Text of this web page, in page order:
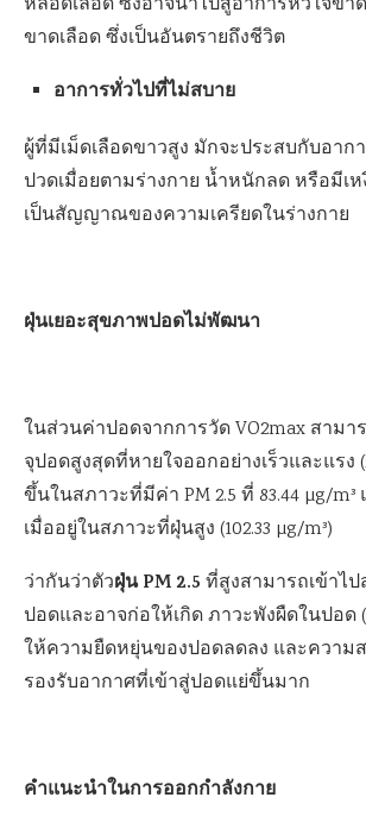
ขาดเลือด ซึ่งเป็นอันตรายถึงชีวิต
อาการทั่วไปที่ไม่สบาย
ผู้ที่มีเม็ดเลือดขาวสูง มักจะประสบกับอาก
ปวดเมื่อยตามร่างกาย น้ำหนักลด หรือมีเ
เป็นสัญญาณของความเครียดในร่างกาย
ฝุ่นเยอะสุขภาพปอดไม่พัฒนา
ในส่วนค่าปอดจากการวัด VO2max สามา
จุปอดสูงสุดที่หายใจออกอย่างเร็วและแรง
ขึ้นในสภาวะที่มีค่า PM 2.5 ที่ 83.44 µg/
เมื่ออยู่ในสภาวะที่ฝุ่นสูง (102.33 µg/m³)
ว่ากันว่าตัวฝุ่น PM 2.5 ที่สูงสามารถเข้าไ
ปอดและอาจก่อให้เกิด ภาวะพังผืดในปอด
ให้ความยืดหยุ่นของปอดลดลง และความ
รองรับอากาศที่เข้าสู่ปอดแย่ขึ้นมาก
คำแนะนำในการออกกำลังกาย